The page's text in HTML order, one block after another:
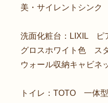
美・サイレントシン
洗面化粧台：LIXIL ピ
グロスホワイト色 ス
ウォール収納キャビネ
トイレ：TOTO 一体